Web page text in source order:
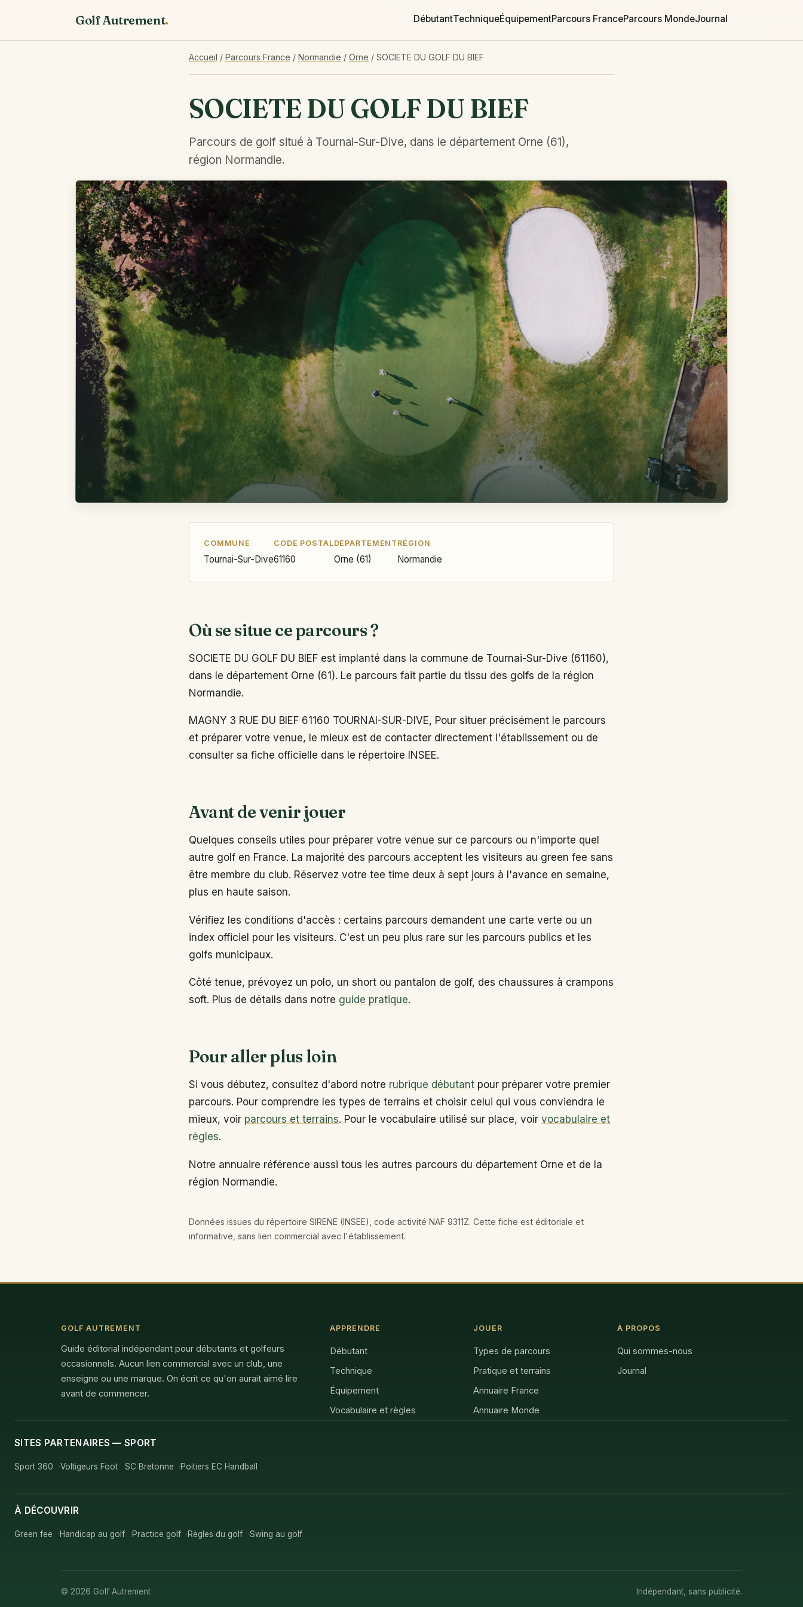
Golf Autrement. DébutantTechniqueÉquipementParcours FranceParcours MondeJournal
Accueil / Parcours France / Normandie / Orne / SOCIETE DU GOLF DU BIEF
SOCIETE DU GOLF DU BIEF
Parcours de golf situé à Tournai-Sur-Dive, dans le département Orne (61),
région Normandie.
COMMUNE
Tournai-Sur-Dive
CODE POSTAL
61160
DÉPARTEMENT
Orne (61)
RÉGION
Normandie
Où se situe ce parcours ?
SOCIETE DU GOLF DU BIEF est implanté dans la commune de Tournai-Sur-Dive (61160),
dans le département Orne (61). Le parcours fait partie du tissu des golfs de la région
Normandie.
MAGNY 3 RUE DU BIEF 61160 TOURNAI-SUR-DIVE, Pour situer précisément le parcours
et préparer votre venue, le mieux est de contacter directement l'établissement ou de
consulter sa fiche officielle dans le répertoire INSEE.
Avant de venir jouer
Quelques conseils utiles pour préparer votre venue sur ce parcours ou n'importe quel
autre golf en France. La majorité des parcours acceptent les visiteurs au green fee sans
être membre du club. Réservez votre tee time deux à sept jours à l'avance en semaine,
plus en haute saison.
Vérifiez les conditions d'accès : certains parcours demandent une carte verte ou un
index officiel pour les visiteurs. C'est un peu plus rare sur les parcours publics et les
golfs municipaux.
Côté tenue, prévoyez un polo, un short ou pantalon de golf, des chaussures à crampons
soft. Plus de détails dans notre guide pratique.
Pour aller plus loin
Si vous débutez, consultez d'abord notre rubrique débutant pour préparer votre premier
parcours. Pour comprendre les types de terrains et choisir celui qui vous conviendra le
mieux, voir parcours et terrains. Pour le vocabulaire utilisé sur place, voir vocabulaire et
règles.
Notre annuaire référence aussi tous les autres parcours du département Orne et de la
région Normandie.
Données issues du répertoire SIRENE (INSEE), code activité NAF 9311Z. Cette fiche est éditoriale et
informative, sans lien commercial avec l'établissement.
GOLF AUTREMENT
Guide éditorial indépendant pour débutants et golfeurs
occasionnels. Aucun lien commercial avec un club, une
enseigne ou une marque. On écrit ce qu'on aurait aimé lire
avant de commencer.
APPRENDRE
Débutant
Technique
Équipement
Vocabulaire et règles
JOUER
Types de parcours
Pratique et terrains
Annuaire France
Annuaire Monde
À PROPOS
Qui sommes-nous
Journal
SITES PARTENAIRES — SPORT
Sport 360 Voltigeurs Foot SC Bretonne Poitiers EC Handball
À DÉCOUVRIR
Green fee Handicap au golf Practice golf Règles du golf Swing au golf
© 2026 Golf Autrement Indépendant, sans publicité.